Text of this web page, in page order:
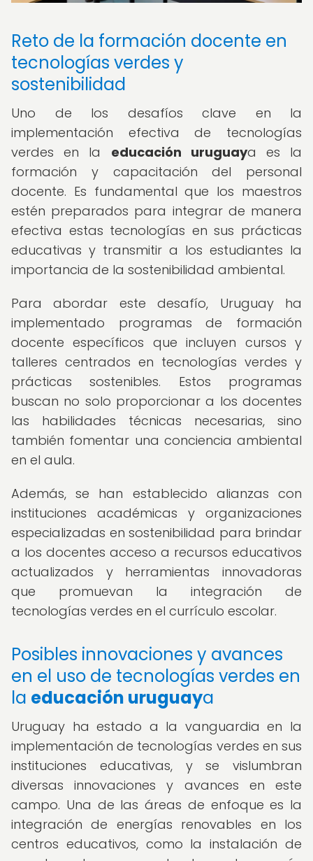
Reto de la formación docente en
tecnologías verdes y
sostenibilidad
Uno de los desafíos clave en la
implementación efectiva de tecnologías
verdes en la educación uruguaya es la
formación y capacitación del personal
docente. Es fundamental que los maestros
estén preparados para integrar de manera
efectiva estas tecnologías en sus prácticas
educativas y transmitir a los estudiantes la
importancia de la sostenibilidad ambiental.
Para abordar este desafío, Uruguay ha
implementado programas de formación
docente específicos que incluyen cursos y
talleres centrados en tecnologías verdes y
prácticas sostenibles. Estos programas
buscan no solo proporcionar a los docentes
las habilidades técnicas necesarias, sino
también fomentar una conciencia ambiental
en el aula.
Además, se han establecido alianzas con
instituciones académicas y organizaciones
especializadas en sostenibilidad para brindar
a los docentes acceso a recursos educativos
actualizados y herramientas innovadoras
que promuevan la integración de
tecnologías verdes en el currículo escolar.
Posibles innovaciones y avances
en el uso de tecnologías verdes en
la educación uruguaya
Uruguay ha estado a la vanguardia en la
implementación de tecnologías verdes en sus
instituciones educativas, y se vislumbran
diversas innovaciones y avances en este
campo. Una de las áreas de enfoque es la
integración de energías renovables en los
centros educativos, como la instalación de